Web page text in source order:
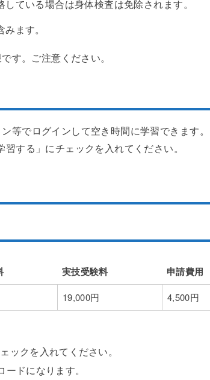
ている場合は身体検査は免除されます。
ます。
す。ご注意ください。
等でログインして空き時間に学習できます
する」にチェックを入れてください。
実技受験料 申請費用
実技受験料 申請費用
19,000円 4,500円
ックを入れてください。
ドになります。